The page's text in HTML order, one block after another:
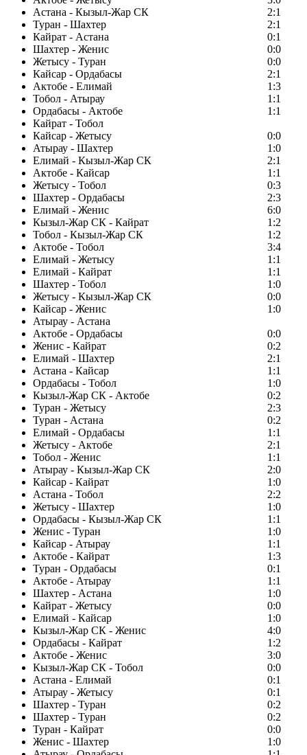
Астана - Кызыл-Жар СК
2:1
Туран - Шахтер
2:1
Кайрат - Астана
0:1
Шахтер - Женис
0:0
Жетысу - Туран
0:0
Кайсар - Ордабасы
2:1
Актобе - Елимай
1:3
Тобол - Атырау
1:1
Ордабасы - Актобе
1:1
Кайрат - Тобол
Кайсар - Жетысу
0:0
Атырау - Шахтер
1:0
Елимай - Кызыл-Жар СК
2:1
Актобе - Кайсар
1:1
Жетысу - Тобол
0:3
Шахтер - Ордабасы
2:3
Елимай - Женис
6:0
Кызыл-Жар СК - Кайрат
1:2
Тобол - Кызыл-Жар СК
1:2
Актобе - Тобол
3:4
Елимай - Жетысу
1:1
Елимай - Кайрат
1:1
Шахтер - Тобол
1:0
Жетысу - Кызыл-Жар СК
0:0
Кайсар - Женис
1:0
Атырау - Астана
Актобе - Ордабасы
0:0
Женис - Кайрат
0:2
Елимай - Шахтер
2:1
Астана - Кайсар
1:1
Ордабасы - Тобол
1:0
Кызыл-Жар СК - Актобе
0:2
Туран - Жетысу
2:3
Туран - Астана
0:2
Елимай - Ордабасы
1:1
Жетысу - Актобе
2:1
Тобол - Женис
1:1
Атырау - Кызыл-Жар СК
2:0
Кайсар - Кайрат
1:0
Астана - Тобол
2:2
Жетысу - Шахтер
1:0
Ордабасы - Кызыл-Жар СК
1:1
Женис - Туран
1:0
Кайсар - Атырау
1:1
Актобе - Кайрат
1:3
Туран - Ордабасы
0:1
Актобе - Атырау
1:1
Шахтер - Астана
1:0
Кайрат - Жетысу
0:0
Елимай - Кайсар
1:0
Кызыл-Жар СК - Женис
4:0
Ордабасы - Кайрат
1:2
Актобе - Женис
3:0
Кызыл-Жар СК - Тобол
0:0
Астана - Елимай
0:1
Атырау - Жетысу
0:1
Шахтер - Туран
0:2
Шахтер - Туран
0:2
Туран - Кайрат
0:0
Женис - Шахтер
1:0